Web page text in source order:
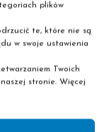
plików
te, które nie są
w swoje ustawienia
Twoich
stronie. Więcej